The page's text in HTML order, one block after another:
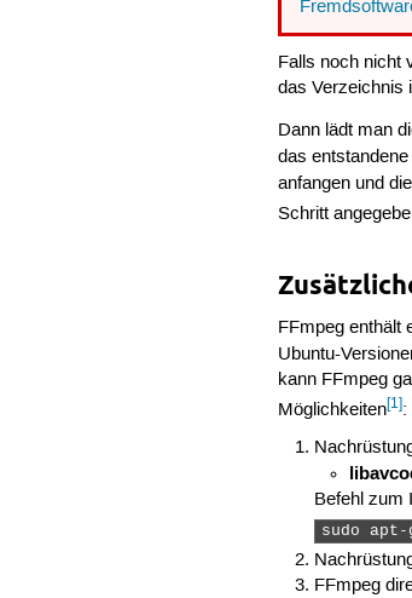
Falls noch nicht
das Verzeichnis
Dann lädt man
das
anfangen und
Schritt
FFmpeg enthält
Ubuntu-
kann FFmpeg
Möglichkeiten[1]:
Befehl zum
sudo
FFmpeg